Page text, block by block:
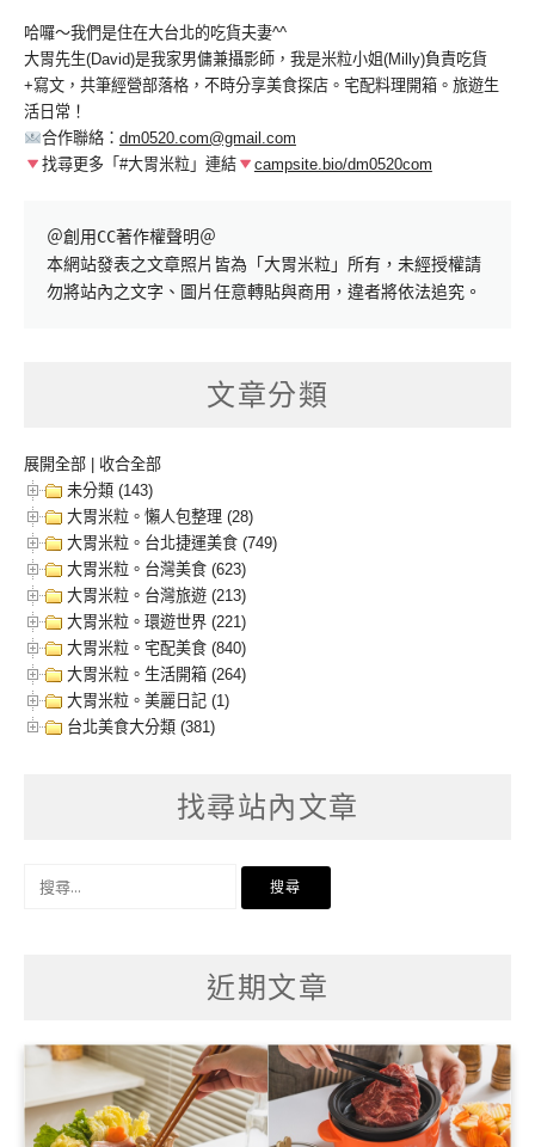
哈囉～我們是住在大台北的吃貨夫妻^^
大胃先生(David)是我家男傭兼攝影師，我是米粒小姐(Milly)負責吃貨
+寫文，共筆經營部落格，不時分享美食探店。宅配料理開箱。旅遊生
活日常！
合作聯絡： dm0520.com@gmail.com
找尋更多「#大胃米粒」連結
campsite.bio/dm0520com
＠創用CC著作權聲明＠
本網站發表之文章照片皆為「大胃米粒」所有，未經授權請
勿將站內之文字、圖片任意轉貼與商用，違者將依法追究。
文章分類
展開全部
收合全部
未分類 (143)
大胃米粒。懶人包整理 (28)
大胃米粒。台北捷運美食 (749)
大胃米粒。台灣美食 (623)
大胃米粒。台灣旅遊 (213)
大胃米粒。環遊世界 (221)
大胃米粒。宅配美食 (840)
大胃米粒。生活開箱 (264)
大胃米粒。美麗日記 (1)
台北美食大分類 (381)
找尋站內文章
近期文章